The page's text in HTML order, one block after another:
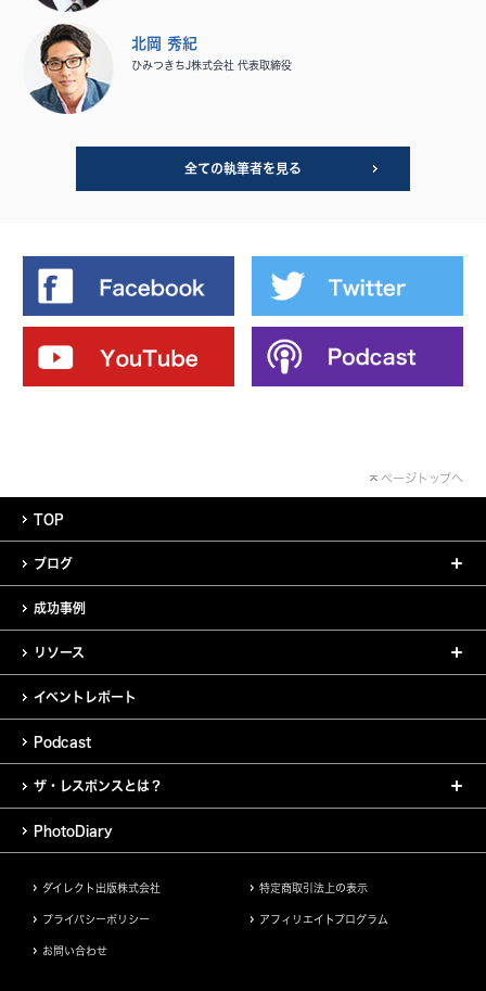
北岡 秀紀
ひみつきちJ株式会社 代表取締役
全ての執筆者を見る
ページトップへ
TOP
ブログ
成功事例
リソース
イベントレポート
Podcast
ザ・レスポンスとは？
PhotoDiary
ダイレクト出版株式会社 特定商取引法上の表示
プライバシーポリシー アフィリエイトプログラム
お問い合わせ